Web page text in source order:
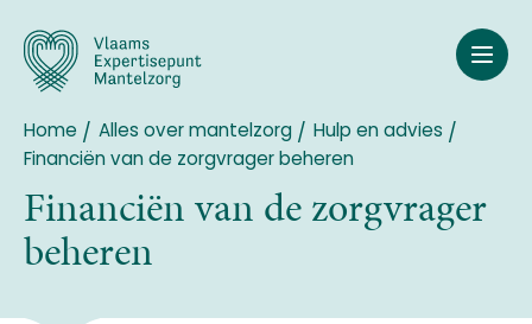
naar
inhoud
gaan
Breadcrumb
Home Alles over mantelzorg
Hulp en advies
Financiën van de zorgvrager beheren
Financiën van de zorgvrager
beheren